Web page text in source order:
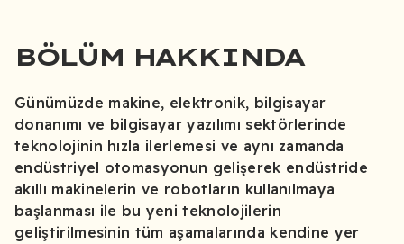
BÖLÜM HAKKINDA
Günümüzde makine, elektronik, bilgisayar
donanımı ve bilgisayar yazılımı sektörlerinde
teknolojinin hızla ilerlemesi ve aynı zamanda
endüstriyel otomasyonun gelişerek endüstride
akıllı makinelerin ve robotların kullanılmaya
başlanması ile bu yeni teknolojilerin
geliştirilmesinin tüm aşamalarında kendine yer